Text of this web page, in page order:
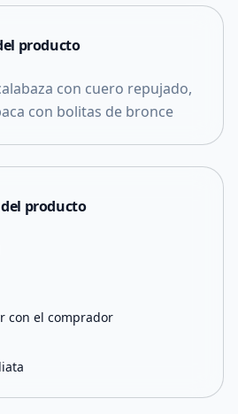
producto
con cuero repujado,
con bolitas de bronce
producto
con el comprador